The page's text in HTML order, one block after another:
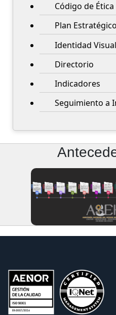
Código de Ética
Plan
Identidad
Directorio
Indicadores
Seguimiento a